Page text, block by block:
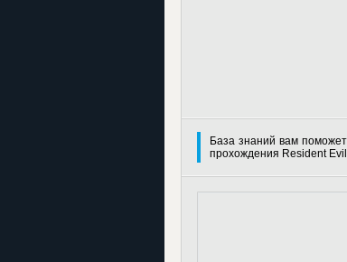
База знаний вам
прохождения Resident